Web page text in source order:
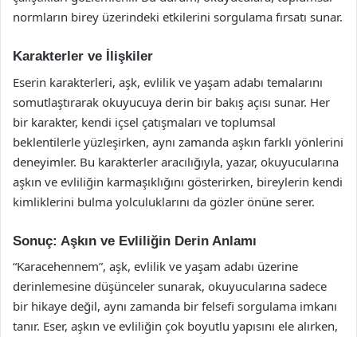
normların birey üzerindeki etkilerini sorgulama fırsatı sunar.
Karakterler ve İlişkiler
Eserin karakterleri, aşk, evlilik ve yaşam adabı temalarını
somutlaştırarak okuyucuya derin bir bakış açısı sunar. Her
bir karakter, kendi içsel çatışmaları ve toplumsal
beklentilerle yüzleşirken, aynı zamanda aşkın farklı yönlerini
deneyimler. Bu karakterler aracılığıyla, yazar, okuyucularına
aşkın ve evliliğin karmaşıklığını gösterirken, bireylerin kendi
kimliklerini bulma yolculuklarını da gözler önüne serer.
Sonuç: Aşkın ve Evliliğin Derin Anlamı
“Karacehennem”, aşk, evlilik ve yaşam adabı üzerine
derinlemesine düşünceler sunarak, okuyucularına sadece
bir hikaye değil, aynı zamanda bir felsefi sorgulama imkanı
tanır. Eser, aşkın ve evliliğin çok boyutlu yapısını ele alırken,